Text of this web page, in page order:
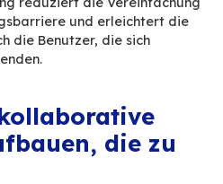
Moment, in dem
zugewiesen
für andere
und intern für
und des
Per E-Mail senden und
Rechnungen,